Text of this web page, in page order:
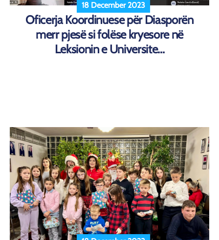
18 December 2023
Oficerja Koordinuese për Diasporën
merr pjesë si folëse kryesore në
Leksionin e Universite...